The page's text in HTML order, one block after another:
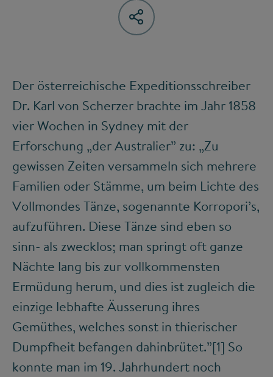
Der österreichische Expeditionsschreiber
Dr. Karl von Scherzer brachte im Jahr 1858
vier Wochen in Sydney mit der
Erforschung „der Australier” zu: „Zu
gewissen Zeiten versammeln sich mehrere
Familien oder Stämme, um beim Lichte des
Vollmondes Tänze, sogenannte Korropori’s,
aufzuführen. Diese Tänze sind eben so
sinn- als zwecklos; man springt oft ganze
Nächte lang bis zur vollkommensten
Ermüdung herum, und dies ist zugleich die
einzige lebhafte Äusserung ihres
Gemüthes, welches sonst in thierischer
Dumpfheit befangen dahinbrütet.”[1] So
konnte man im 19. Jahrhundert noch